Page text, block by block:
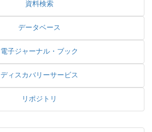
資料検索
データベース
電子ジャーナル・ブック
ディスカバリーサービス
リポジトリ